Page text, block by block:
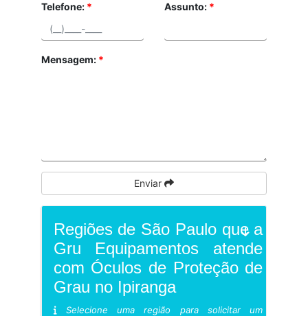
Telefone: * Assunto: *
Mensagem: *
Enviar
Regiões de São Paulo que a
Gru Equipamentos atende
com Óculos de Proteção de
Grau no Ipiranga
Selecione uma região para solicitar um